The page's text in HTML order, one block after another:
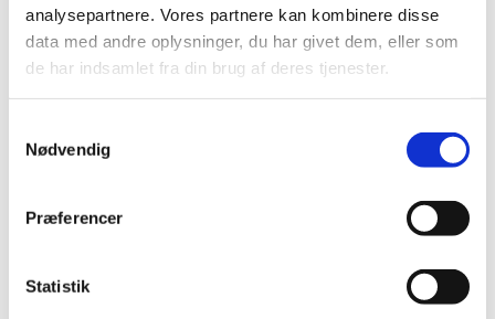
analysepartnere. Vores partnere kan kombinere disse
data med andre oplysninger, du har givet dem, eller som
de har indsamlet fra din brug af deres tjenester.
Nødvendig
Præferencer
Statistik
Indsamling af personoplysninger
Bestilling af materialer
Intranet for ansatte
Forside
PGU
Intro